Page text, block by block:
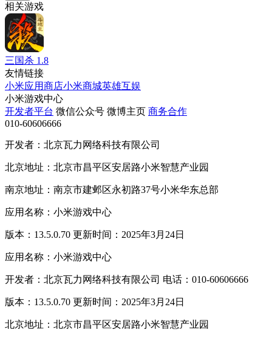
相关游戏
三国杀 1.8
友情链接
小米应用商店小米商城英雄互娱
小米游戏中心
开发者平台 微信公众号 微博主页 商务合作
010-60606666
开发者：北京瓦力网络科技有限公司
北京地址：北京市昌平区安居路小米智慧产业园
南京地址：南京市建邺区永初路37号小米华东总部
应用名称：小米游戏中心
版本：13.5.0.70 更新时间：2025年3月24日
应用名称：小米游戏中心
开发者：北京瓦力网络科技有限公司 电话：010-60606666
版本：13.5.0.70 更新时间：2025年3月24日
北京地址：北京市昌平区安居路小米智慧产业园